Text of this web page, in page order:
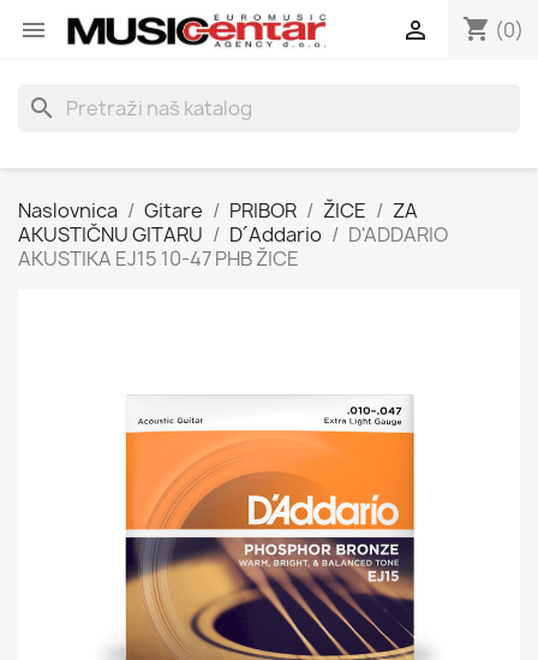
 shopping_cart (0)

search
Naslovnica Gitare PRIBOR ŽICE
ZA
AKUSTIČNU GITARU
D´Addario
D'ADDARIO
AKUSTIKA EJ15 10-47 PHB ŽICE